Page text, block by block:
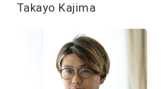
Takayo Kajima